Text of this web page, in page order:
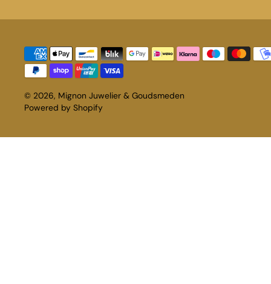
© 2026, Mignon Juwelier & Goudsmeden
Powered by Shopify